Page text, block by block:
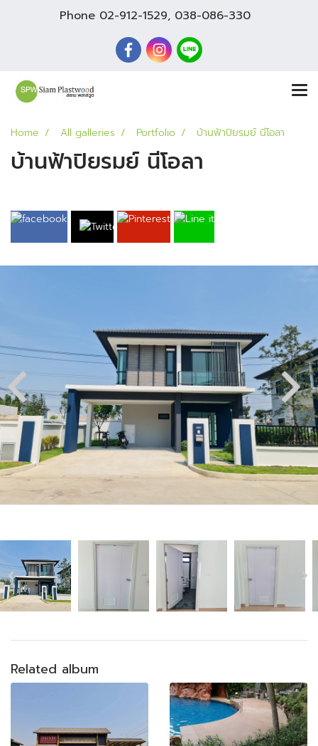
Phone 02-912-1529, 038-086-330
Home All galleries Portfolio บ้านฟ้าปิยรมย์ นีโอลา
บ้านฟ้าปิยรมย์ นีโอลา
Related album